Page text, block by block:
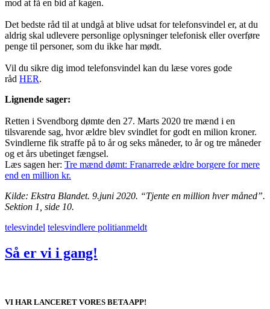
mod at få en bid af kagen.
Det bedste råd til at undgå at blive udsat for telefonsvindel er, at du
aldrig skal udlevere personlige oplysninger telefonisk eller overføre
penge til personer, som du ikke har mødt.
Vil du sikre dig imod telefonsvindel kan du læse vores gode
råd HER.
Lignende sager:
Retten i Svendborg dømte den 27. Marts 2020 tre mænd i en
tilsvarende sag, hvor ældre blev svindlet for godt en milion kroner.
Svindlerne fik straffe på to år og seks måneder, to år og tre måneder
og et års ubetinget fængsel.
Læs sagen her: Tre mænd dømt: Franarrede ældre borgere for mere
end en million kr.
Kilde: Ekstra Blandet. 9.juni 2020. “Tjente en million hver måned”.
Sektion 1, side 10.
telesvindel telesvindlere politianmeldt
Så er vi i gang!
VI HAR LANCERET VORES BETA APP!